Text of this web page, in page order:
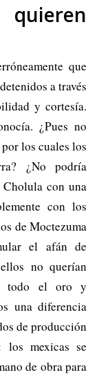
quieren
que
a través
y cortesía.
¿Pues no
los cuales los
¿No podría
Cholula con una
con los
de Moctezuma
el afán de
no querían
todo el oro y
una diferencia
de producción
mexicas se
de obra para